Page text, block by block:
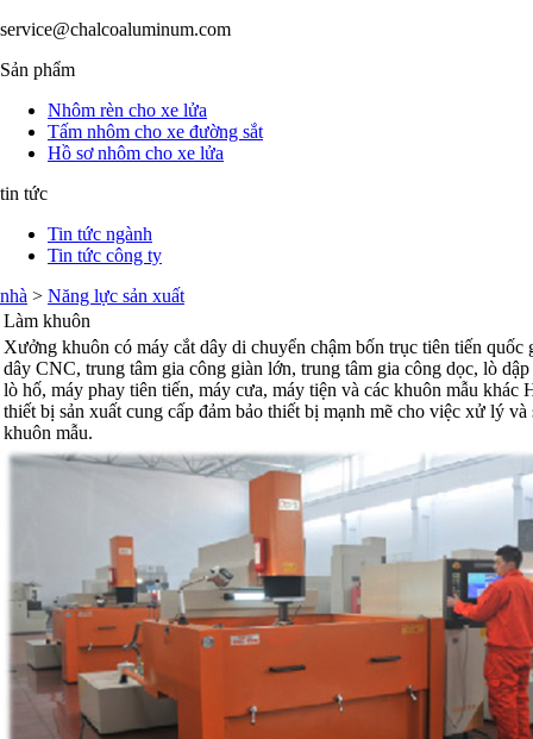
service@chalcoaluminum.com
Sản phẩm
Nhôm rèn cho xe lửa
Tấm nhôm cho xe đường sắt
Hồ sơ nhôm cho xe lửa
tin tức
Tin tức ngành
Tin tức công ty
nhà > Năng lực sản xuất
Làm khuôn
Xưởng khuôn có máy cắt dây di chuyển chậm bốn trục tiên tiến quốc
dây CNC, trung tâm gia công giàn lớn, trung tâm gia công dọc, lò
lò hố, máy phay tiên tiến, máy cưa, máy tiện và các khuôn mẫu khác
thiết bị sản xuất cung cấp đảm bảo thiết bị mạnh mẽ cho việc xử lý và
khuôn mẫu.